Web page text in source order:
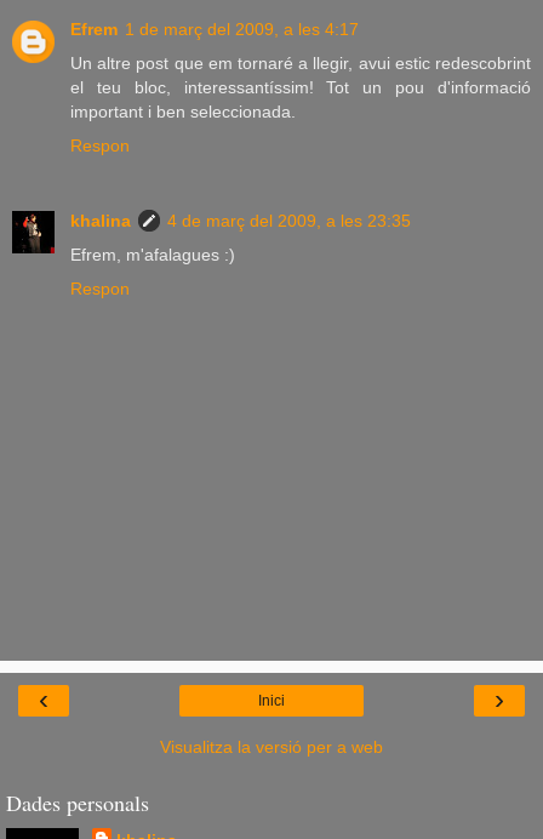
Efrem 1 de març del 2009, a les 4:17
Un altre post que em tornaré a llegir, avui estic redescobrint
el teu bloc, interessantíssim! Tot un pou d'informació
important i ben seleccionada.
Respon
khalina
4 de març del 2009, a les 23:35
Efrem, m'afalagues :)
Respon
‹ ›
Inici
Visualitza la versió per a web
Dades personals